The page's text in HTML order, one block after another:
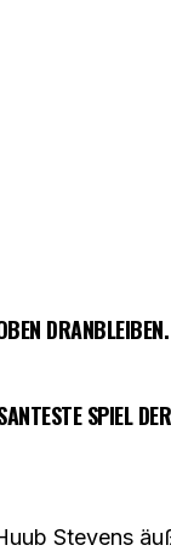
SPIEL
Stevens